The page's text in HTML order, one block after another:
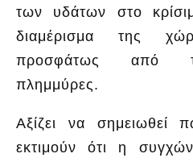
των υδάτων στο
διαμέρισμα της
προσφάτως από
πλημμύρες.
Αξίζει να σημειωθεί
εκτιμούν ότι η